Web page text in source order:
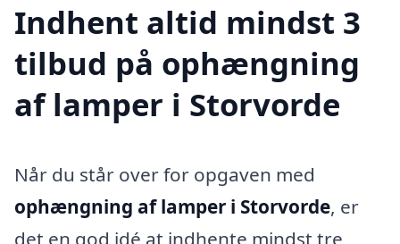
Indhent altid mindst 3
tilbud på ophængning
af lamper i Storvorde
Når du står over for opgaven med
ophængning af lamper i Storvorde, er
det en god idé at indhente mindst tre